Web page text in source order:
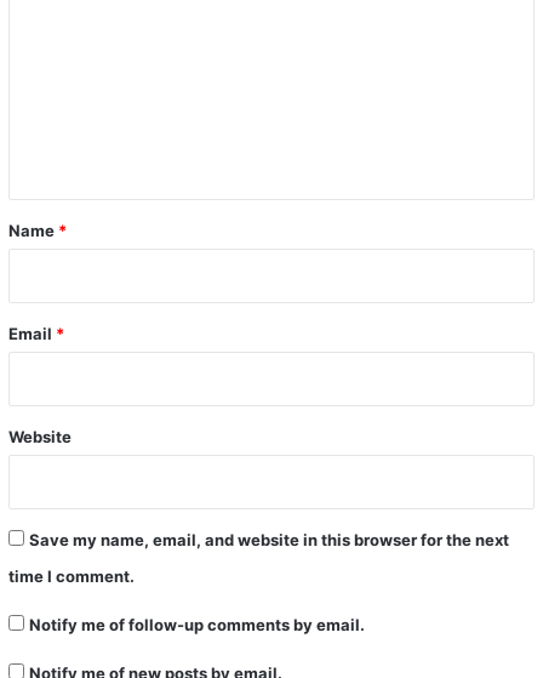
*
Name *
Email *
Website
Save my name, email, and website in this browser for the next
time I comment.
Notify me of follow-up comments by email.
Notify me of new posts by email.